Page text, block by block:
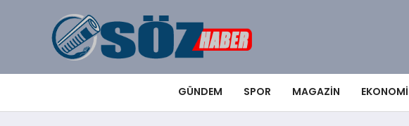
GÜNDEM SPOR MAGAZIN EKONOMI